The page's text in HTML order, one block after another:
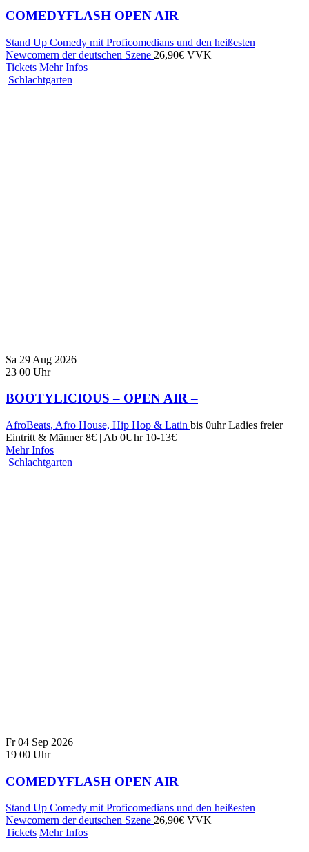
COMEDYFLASH OPEN AIR
Stand Up Comedy mit Proficomedians und den heißesten
Newcomern der deutschen Szene 26,90€ VVK
Tickets Mehr Infos
Schlachtgarten
Sa 29 Aug 2026
23 00 Uhr
BOOTYLICIOUS – OPEN AIR –
AfroBeats, Afro House, Hip Hop & Latin bis 0uhr Ladies freier
Eintritt & Männer 8€ | Ab 0Uhr 10-13€
Mehr Infos
Schlachtgarten
Fr 04 Sep 2026
19 00 Uhr
COMEDYFLASH OPEN AIR
Stand Up Comedy mit Proficomedians und den heißesten
Newcomern der deutschen Szene 26,90€ VVK
Tickets Mehr Infos